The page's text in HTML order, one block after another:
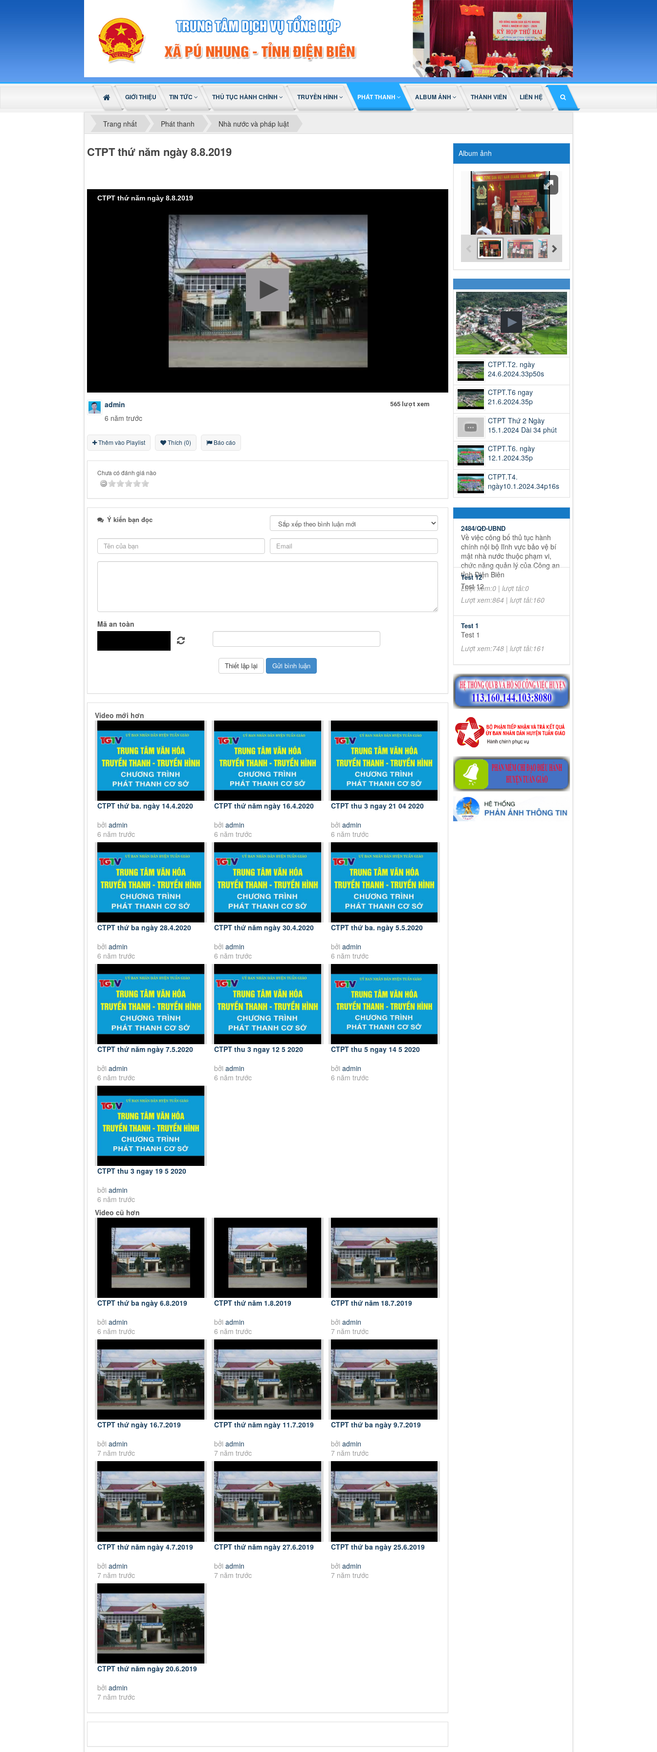
GIỚI THIỆU TIN TỨC THỦ TỤC HÀNH CHÍNH TRUYỀN HÌNH PHÁT THANH ALBUM ẢNH THÀNH VIÊN LIÊN HỆ
Trang nhất Phát thanh Nhà nước và pháp luật
CTPT thứ năm ngày 8.8.2019
CTPT thứ năm ngày 8.8.2019
admin
6 năm trước
565 lượt xem
Thêm vào Playlist Thích (0) Báo cáo
Chưa có đánh giá nào
Ý kiến bạn đọc
Mã an toàn
Video mới hơn
CTPT thứ ba. ngày 14.4.2020
bởi admin
6 năm trước
CTPT thứ năm ngày 16.4.2020
bởi admin
6 năm trước
CTPT thu 3 ngay 21 04 2020
bởi admin
6 năm trước
CTPT thứ ba ngày 28.4.2020
bởi admin
6 năm trước
CTPT thứ năm ngày 30.4.2020
bởi admin
6 năm trước
CTPT thứ ba. ngày 5.5.2020
bởi admin
6 năm trước
CTPT thứ năm ngày 7.5.2020
bởi admin
6 năm trước
CTPT thu 3 ngay 12 5 2020
bởi admin
6 năm trước
CTPT thu 5 ngay 14 5 2020
bởi admin
6 năm trước
CTPT thu 3 ngay 19 5 2020
bởi admin
6 năm trước
Video cũ hơn
CTPT thứ ba ngày 6.8.2019
bởi admin
6 năm trước
CTPT thứ năm 1.8.2019
bởi admin
6 năm trước
CTPT thứ năm 18.7.2019
bởi admin
7 năm trước
CTPT thứ ngày 16.7.2019
bởi admin
7 năm trước
CTPT thứ năm ngày 11.7.2019
bởi admin
7 năm trước
CTPT thứ ba ngày 9.7.2019
bởi admin
7 năm trước
CTPT thứ năm ngày 4.7.2019
bởi admin
7 năm trước
CTPT thứ năm ngày 27.6.2019
bởi admin
7 năm trước
CTPT thứ ba ngày 25.6.2019
bởi admin
7 năm trước
CTPT thứ năm ngày 20.6.2019
bởi admin
7 năm trước
Album ảnh
CTPT.T2. ngày
24.6.2024.33p50s
CTPT.T6 ngay
21.6.2024.35p
CTPT Thứ 2 Ngày
15.1.2024 Dài 34 phút
CTPT.T6. ngày
12.1.2024.35p
CTPT.T4.
ngày10.1.2024.34p16s
2484/QĐ-UBND
Về việc công bố thủ tục hành
chính nội bộ lĩnh vực bảo vệ bí
mật nhà nước thuộc phạm vi,
chức năng quản lý của Công an
tỉnh Điện Biên
Lượt xem:0 | lượt tải:0
Test 12
Test 12
Lượt xem:864 | lượt tải:160
Test 1
Test 1
Lượt xem:748 | lượt tải:161